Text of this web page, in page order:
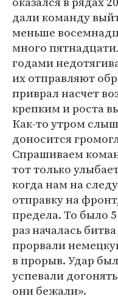
дали команду
меньше
много
годами
их отправляют
приврал насчет
крепким и роста
Как-то утром
доносится
Спрашиваем
тот только
когда нам на
отправку на
предела. То было
раз началась
прорвали
в прорыв. Удар
успевали
они бежали».